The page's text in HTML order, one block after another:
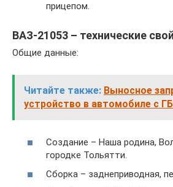
прицепом.
ВАЗ-21053 – технические
Общие данные:
Читайте также: Выносное
устройство в автомобиле с
Создание – Наша родина,
городке Тольятти.
Сборка – заднеприводная,